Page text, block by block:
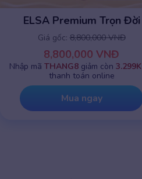
ELSA Premium 1 năm
Giá gốc: 2,745,000 VNĐ
1,716,000 VNĐ
Nhập mãTHANG8giảm chỉ còn799K
thanh toán online
Mua ngay